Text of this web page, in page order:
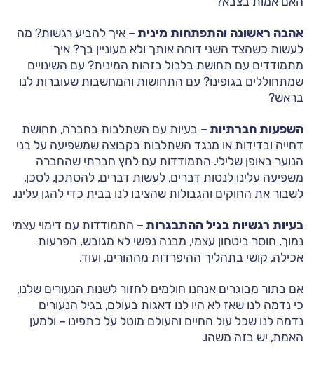
אהבה ראשונה והתפתחות מינית – איך להביע רגשות? מה
לעשות כשהצד השני דוחה אותך ולא מעוניין בך? איך
מתמודדים עם תחושת בלבול בזהות המינית? עם השינויים
שמתחוללים בגופינו? עם התחושות והמחשבות שעוברות לנו
בראש?
השפעות חברתיות – בעיות עם השתלבות בחברה, תחושת
דחייה ובדידות או מנגד השתלבות בקבוצה שמשפיעה על בני
הנוער באופן שלילי. התמודדות עם לחץ חברתי שהחברה
משפיעה עלינו לנסות דברים, לעשות דברים, להסתכן, לסכן,
לשבור את החוקים והגבולות שהציבו לנו בבית כדי להגן עלינו.
בעיות רגשיות בגיל ההתבגרות – התמודדות עם דימוי עצמי
נמוך, חוסר ביטחון עצמי, מבנה נפשי לא מגובש, הפרעות
אכילה, קושי בתהליך ההיפרדות מההורים, ועוד.
אם בתור מבוגרים אנחנו חולמים לחזור לשנות הנעורים שלנו,
כי נדמה לנו שאז לא היו לנו דאגות בעולם, בגיל הנעורים
נדמה לנו שכל עול החיים והעולם מוטל על כתפינו – ולמען
האמת, יש בזה משהו.